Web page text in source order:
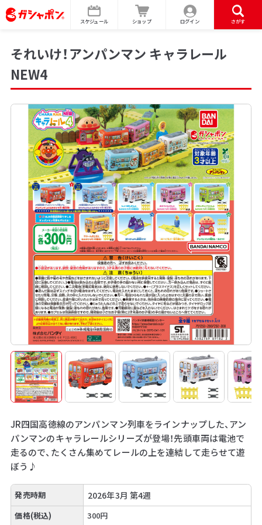
スケジュール ショップ ログイン さがす
それいけ！アンパンマン キャラレール
NEW4
JR四国高徳線のアンパンマン列車をラインナップした、アン
パンマンのキャラレールシリーズが登場！先頭車両は電池で
走るので、たくさん集めてレールの上を連結して走らせて遊
ぼう♪
発売時期 2026年3月 第4週
価格(税込) 300円